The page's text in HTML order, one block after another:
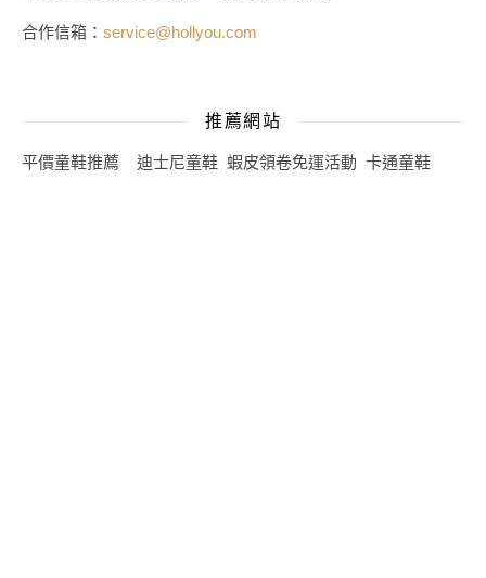
合作信箱： service@hollyou.com
推薦網站
平價童鞋推薦 迪士尼童鞋 蝦皮領卷免運活動 卡通童鞋